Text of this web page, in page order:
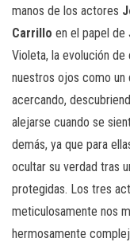
manos de los actores
Carrillo en el papel de
Violeta, la evolución
nuestros ojos como un
acercando,
alejarse cuando se
demás, ya que para
ocultar su verdad tras
protegidas. Los tres
meticulosamente nos
hermosamente